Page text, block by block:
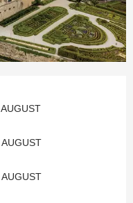
AUGUST
AUGUST
AUGUST